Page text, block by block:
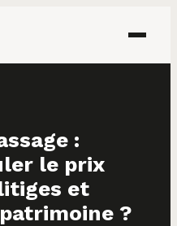
:
le prix
et
?